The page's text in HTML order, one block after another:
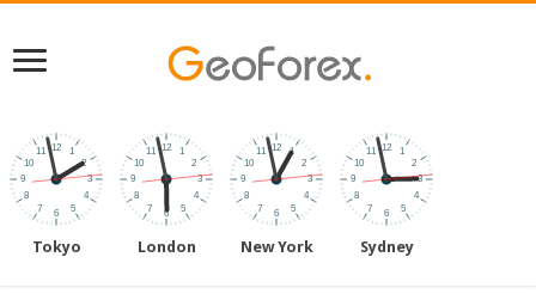
Tokyo London New York Sydney